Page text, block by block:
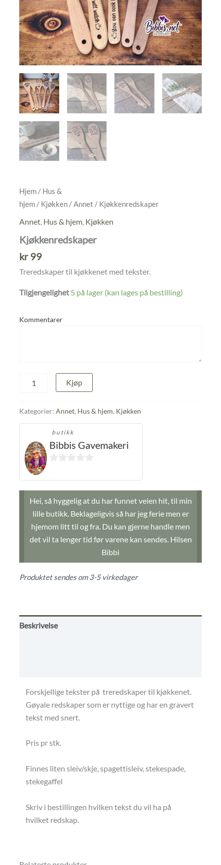
Hjem / Hus &
hjem / Kjøkken /Annet / Kjøkkenredskaper
Annet Hus & hjem Kjøkken
Kjøkkenredskaper
kr99
Treredskaper til kjøkkenet med tekster.
Tilgjengelighet 5 på lager (kan lages på bestilling)
Kommentarer
Kjøkkenredskaper
antall
Kjøp
Kategorier: Annet, Hus & hjem, Kjøkken
butikk
Bibbis Gavemakeri
ut
5
Hei, så hyggelig at du har funnet veien hit, til min
lille butikk. Beklageligvis så har jeg ferie men er
hjemom litt til og fra. Du kan gjerne handle men
det vil ta lenger tid før varene kan sendes. Hilsen
Bibbi
Produktet sendes om 3-5 virkedager
Beskrivelse
Forskjellige tekster på treredskaper til kjøkkenet.
Gøyale redskaper som er nyttige og har en gravert
tekst med snert.
Pris pr stk.
Finnes liten sleiv/skje, spagettisleiv, stekespade,
stekegaffel
Skriv i bestillingen hvilken tekst du vil ha på
hvilket redskap.